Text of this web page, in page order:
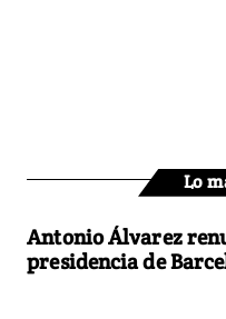
Lo
Antonio Álvarez
presidencia de